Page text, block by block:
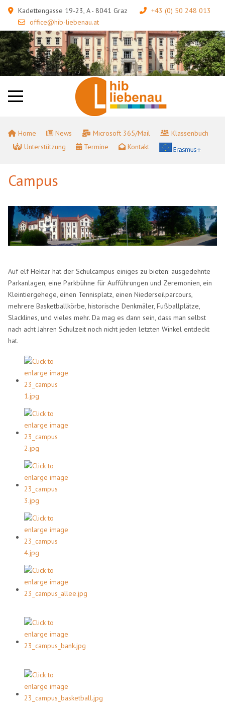
Kadettengasse 19-23, A - 8041 Graz
+43 (0) 50 248 013
office@hib-liebenau.at
Home News Microsoft 365/Mail
Klassenbuch
Unterstützung
Termine Kontakt
Campus
Auf elf Hektar hat der Schulcampus einiges zu bieten: ausgedehnte
Parkanlagen, eine Parkbühne für Aufführungen und Zeremonien, ein
Kleintiergehege, einen Tennisplatz, einen Niederseilparcours,
mehrere Basketballkörbe, historische Denkmäler, Fußballplätze,
Slacklines, und vieles mehr. Da mag es dann sein, dass man selbst
nach acht Jahren Schulzeit noch nicht jeden letzten Winkel entdeckt
hat.